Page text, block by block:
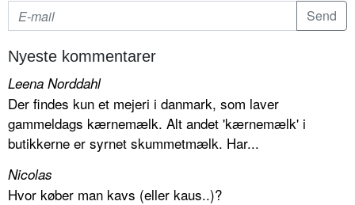
Nyeste kommentarer
Leena Norddahl
Der findes kun et mejeri i danmark, som laver
gammeldags kærnemælk. Alt andet 'kærnemælk' i
butikkerne er syrnet skummetmælk. Har...
Nicolas
Hvor køber man kavs (eller kaus..)?